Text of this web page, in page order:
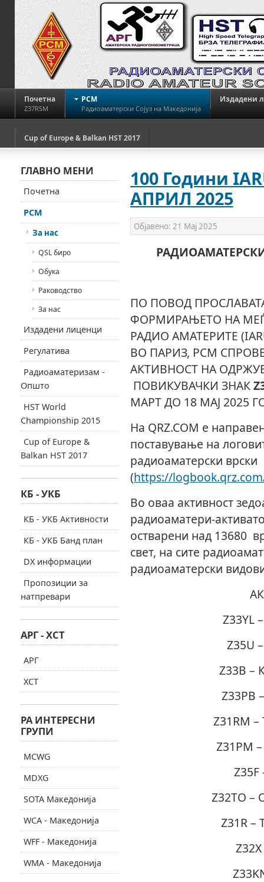
Почетна
Z37RSM
РСМ
Радиоаматерски Сојуз на Македонија
Издадени
Cup of Europe & Balkan HST 2017
100 Години
АПРИЛ 2025
Објавено: 21 Мај 2025
ПО ПОВОД
ФОРМИРАЊЕТО НА
РАДИО АМАТЕРИТЕ
ВО ПАРИЗ, РСМ
АКТИВНОСТ НА
ПОВИКУВАЧКИ ЗНАК
МАРТ ДО 18 МАЈ 2025
На QRZ.COM е
поставување на
радиоаматерски врски
(https://
Во оваа активност
радиоаматери-
остварени над 13680
свет, на сите
радиоаматерски
Z33YL
Z35U
Z33B –
Z33PB
Z31RM
Z31PM
Z35F
Z32TO –
Z31R –
ГЛАВНО МЕНИ
Почетна
РСМ
За нас
QSL биро
Обука
Раководство
За нас
Издадени лиценци
Регулатива
Радиоаматеризам -
Општо
HST World
Championship 2015
Cup of Europe &
Balkan HST 2017
КБ - УКБ
КБ - УКБ Активности
КБ - УКБ Банд план
DX информации
Пропозиции за
натпревари
АРГ - ХСТ
АРГ
ХСТ
РА ИНТЕРЕСНИ
ГРУПИ
MCWG
MDXG
SOTA Македонија
WCA - Македонија
WFF - Македонија
WMA - Македонија